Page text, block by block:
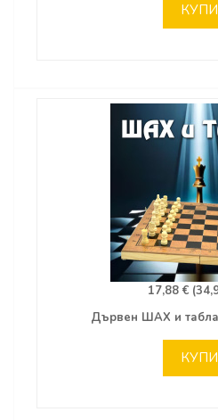
КУПИ
17,88 €
Дървен ШАХ и
КУПИ